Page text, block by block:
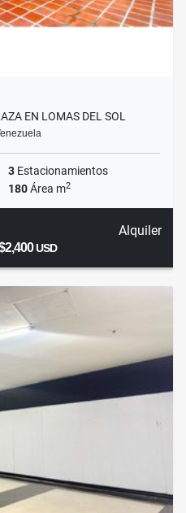
EN LOMAS DEL SOL
3 Estacionamientos
180Área m2
Alquiler
USD